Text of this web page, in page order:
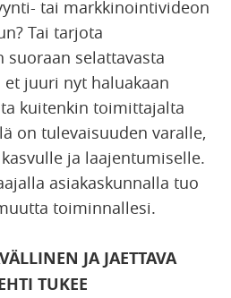
tai markkinointivideon
Tai tarjota
selattavasta
et juuri nyt haluakaan
kuitenkin toimittajalta
on tulevaisuuden varalle,
ja laajentumiselle.
asiakaskunnalla tuo
toiminnallesi.
JA JAETTAVA
TUKEE